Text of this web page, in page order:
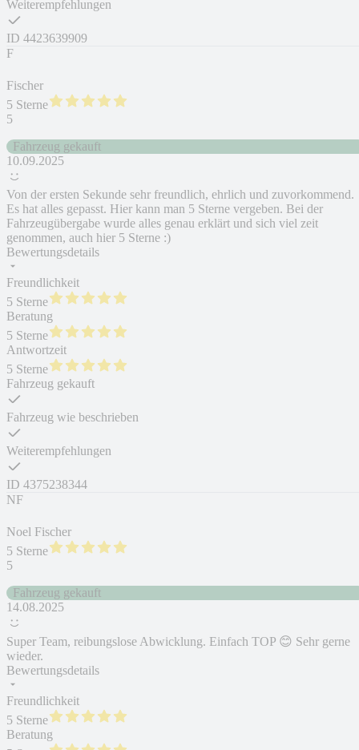
Weiterempfehlungen
ID 4423639909
F
Fischer
5 Sterne
5
Fahrzeug gekauft
10.09.2025
Von der ersten Sekunde sehr freundlich, ehrlich und zuvorkommend.
Es hat alles gepasst. Hier kann man 5 Sterne vergeben. Bei der
Fahrzeugübergabe wurde alles genau erklärt und sich viel zeit
genommen, auch hier 5 Sterne :)
Bewertungsdetails
Freundlichkeit
5 Sterne
Beratung
5 Sterne
Antwortzeit
5 Sterne
Fahrzeug gekauft
Fahrzeug wie beschrieben
Weiterempfehlungen
ID 4375238344
NF
Noel Fischer
5 Sterne
5
Fahrzeug gekauft
14.08.2025
Super Team, reibungslose Abwicklung. Einfach TOP 😊 Sehr gerne
wieder.
Bewertungsdetails
Freundlichkeit
5 Sterne
Beratung